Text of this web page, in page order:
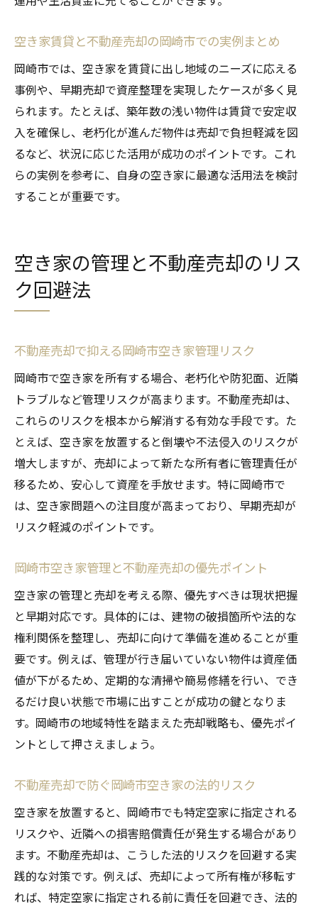
空き家賃貸と不動産売却の岡崎市での実例まとめ
岡崎市では、空き家を賃貸に出し地域のニーズに応える
事例や、早期売却で資産整理を実現したケースが多く見
られます。たとえば、築年数の浅い物件は賃貸で安定収
入を確保し、老朽化が進んだ物件は売却で負担軽減を図
るなど、状況に応じた活用が成功のポイントです。これ
らの実例を参考に、自身の空き家に最適な活用法を検討
することが重要です。
空き家の管理と不動産売却のリス
ク回避法
不動産売却で抑える岡崎市空き家管理リスク
岡崎市で空き家を所有する場合、老朽化や防犯面、近隣
トラブルなど管理リスクが高まります。不動産売却は、
これらのリスクを根本から解消する有効な手段です。た
とえば、空き家を放置すると倒壊や不法侵入のリスクが
増大しますが、売却によって新たな所有者に管理責任が
移るため、安心して資産を手放せます。特に岡崎市で
は、空き家問題への注目度が高まっており、早期売却が
リスク軽減のポイントです。
岡崎市空き家管理と不動産売却の優先ポイント
空き家の管理と売却を考える際、優先すべきは現状把握
と早期対応です。具体的には、建物の破損箇所や法的な
権利関係を整理し、売却に向けて準備を進めることが重
要です。例えば、管理が行き届いていない物件は資産価
値が下がるため、定期的な清掃や簡易修繕を行い、でき
るだけ良い状態で市場に出すことが成功の鍵となりま
す。岡崎市の地域特性を踏まえた売却戦略も、優先ポイ
ントとして押さえましょう。
不動産売却で防ぐ岡崎市空き家の法的リスク
空き家を放置すると、岡崎市でも特定空家に指定される
リスクや、近隣への損害賠償責任が発生する場合があり
ます。不動産売却は、こうした法的リスクを回避する実
践的な対策です。例えば、売却によって所有権が移転す
れば、特定空家に指定される前に責任を回避でき、法的